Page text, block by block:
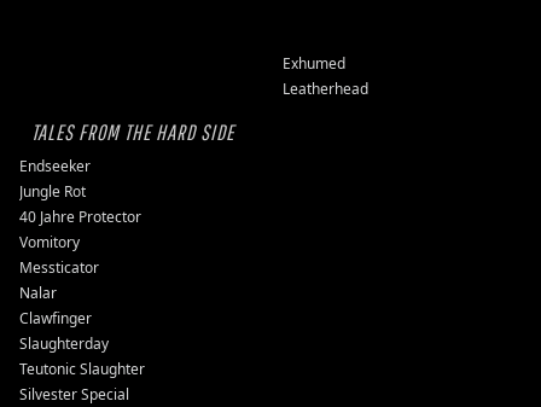
Exhumed
Leatherhead
TALES FROM THE HARD SIDE
Endseeker
Jungle Rot
40 Jahre Protector
Vomitory
Messticator
Nalar
Clawfinger
Slaughterday
Teutonic Slaughter
Silvester Special